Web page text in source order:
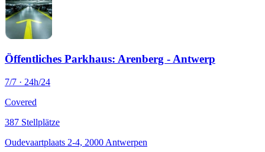
Öffentliches Parkhaus: Arenberg - Antwerp
7/7 · 24h/24
Covered
387 Stellplätze
Oudevaartplaats 2-4, 2000 Antwerpen